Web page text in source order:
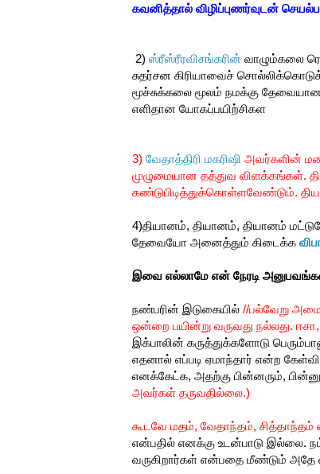
கவனித்தால் விழிப்புணர்வுடன்
2) ஸ்ரீஸ்ரீரவிசங்கரின் வாழும்கலை
சுதர்சன கிரியாவைச்
மூச்சுக்கலை மூலம் நமக்கு
எளிதான யோகப்பயிற்சிகள
3) வேதாத்திரி மகரிஷி அவர்களின்
முழுமையான தத்துவ விளக்கங்கள்.
கண்டுபிடித்துக்கொள்ளவேண்டும்.
4)தியானம், தியானம், தியானம்
தேவையோ அனைத்தும் கிடைக்க
இவை எல்லாமே என் நேரடி
நண்பரின் இடுகையில் //பல்வேறு
ஒன்றை பயின்று வருவது நல்லது.
இக்பாலின் கருத்துக்களோடு
எதனால் எப்படி ஏமாந்தார் என்ற
எனக்கேட்க, அதற்கு பின்னரும்,
அவர்கள் தருவதில்லை.)
கூடவே மதம், வேதாந்தம், சித்தாந்தம்
என்பதில் எனக்கு உடன்பாடு இல்லை.
வருகிறார்கள் என்பதை மீண்டும் அதே